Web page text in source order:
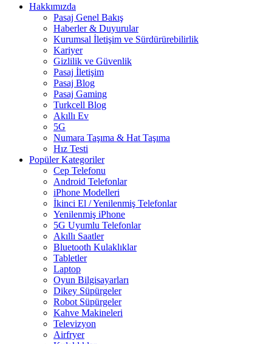
Hakkımızda
Pasaj Genel Bakış
Haberler & Duyurular
Kurumsal İletişim ve Sürdürürebilirlik
Kariyer
Gizlilik ve Güvenlik
Pasaj İletişim
Pasaj Blog
Pasaj Gaming
Turkcell Blog
Akıllı Ev
5G
Numara Taşıma & Hat Taşıma
Hız Testi
Popüler Kategoriler
Cep Telefonu
Android Telefonlar
iPhone Modelleri
İkinci El / Yenilenmiş Telefonlar
Yenilenmiş iPhone
5G Uyumlu Telefonlar
Akıllı Saatler
Bluetooth Kulaklıklar
Tabletler
Laptop
Oyun Bilgisayarları
Dikey Süpürgeler
Robot Süpürgeler
Kahve Makineleri
Televizyon
Airfryer